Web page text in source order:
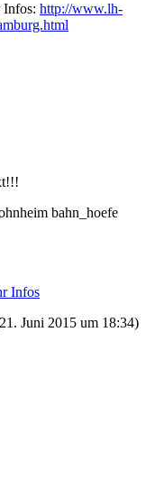
http://www.lh-
bahn_hoefe
Infos
21. Juni 2015 um 18:34)